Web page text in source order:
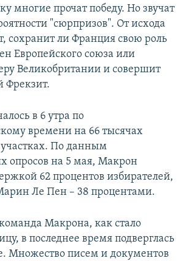
многие прочат победу. Но звучат
"сюрпризов". От исхода
сохранит ли Франция свою роль
Европейского союза или
Великобритании и совершит
Фрекзит.
в 6 утра по
времени на 66 тысячах
По данным
опросов на 5 мая, Макрон
62 процентов избирателей,
Ле Пен – 38 процентами.
Макрона, как стало
в последнее время подверглась
Множество писем и документов